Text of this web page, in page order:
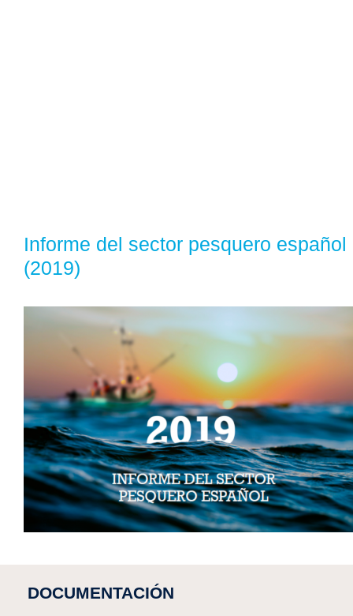
Informe del sector pesquero español
(2019)
DOCUMENTACIÓN